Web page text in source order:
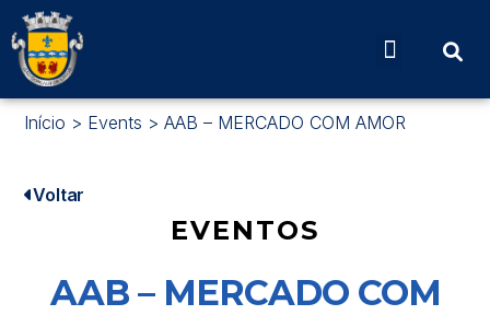
Início > Events > AAB – MERCADO COM AMOR
Voltar
EVENTOS
AAB – MERCADO COM